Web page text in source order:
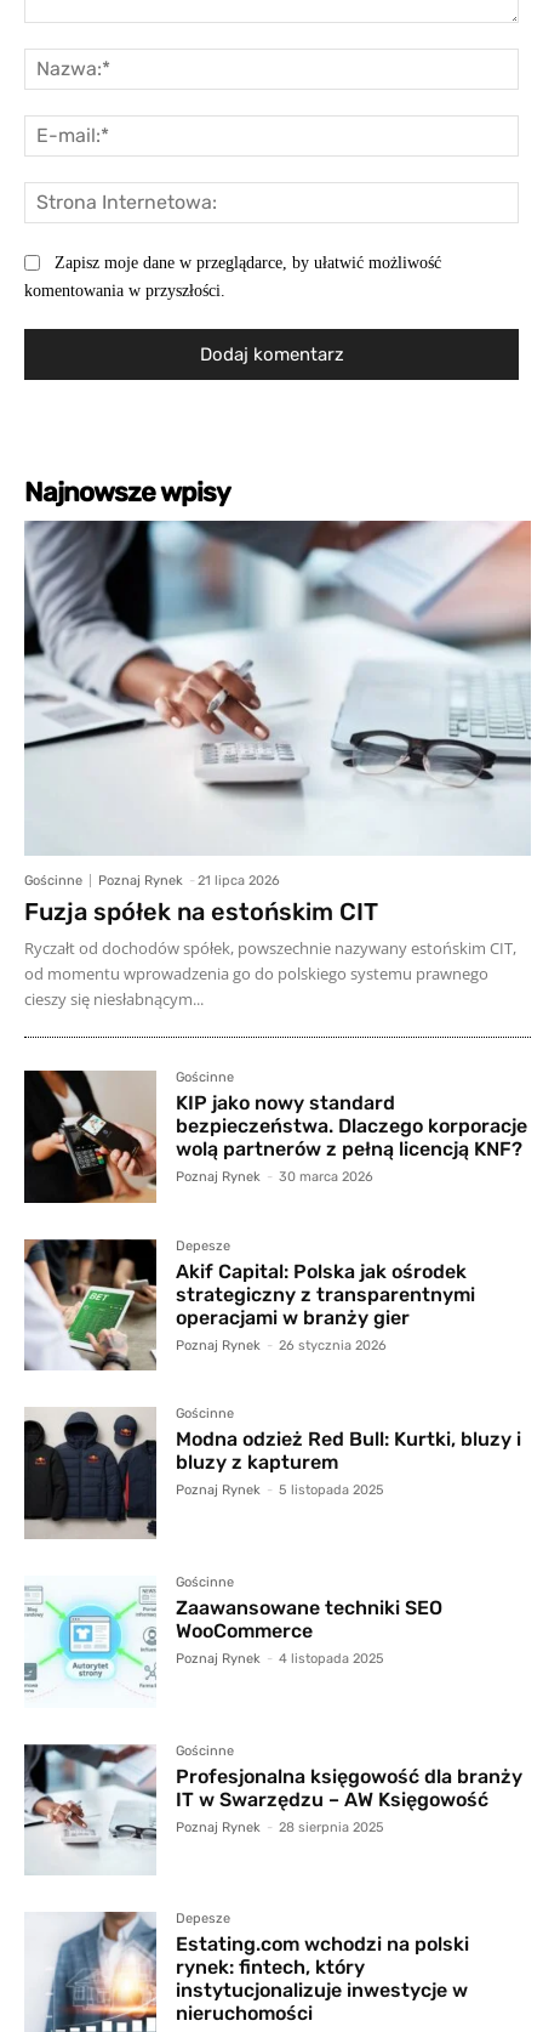
Zapisz moje dane w przeglądarce, by ułatwić możliwość
komentowania w przyszłości.
Najnowsze wpisy
Gościnne Poznaj Rynek - 21 lipca 2026
Fuzja spółek na estońskim CIT
Ryczałt od dochodów spółek, powszechnie nazywany estońskim CIT,
od momentu wprowadzenia go do polskiego systemu prawnego
cieszy się niesłabnącym...
Gościnne
KIP jako nowy standard
bezpieczeństwa. Dlaczego korporacje
wolą partnerów z pełną licencją KNF?
Poznaj Rynek - 30 marca 2026
Depesze
Akif Capital: Polska jak ośrodek
strategiczny z transparentnymi
operacjami w branży gier
Poznaj Rynek - 26 stycznia 2026
Gościnne
Modna odzież Red Bull: Kurtki, bluzy i
bluzy z kapturem
Poznaj Rynek - 5 listopada 2025
Gościnne
Zaawansowane techniki SEO
WooCommerce
Poznaj Rynek - 4 listopada 2025
Gościnne
Profesjonalna księgowość dla branży
IT w Swarzędzu – AW Księgowość
Poznaj Rynek - 28 sierpnia 2025
Depesze
Estating.com wchodzi na polski
rynek: fintech, który
instytucjonalizuje inwestycje w
nieruchomości